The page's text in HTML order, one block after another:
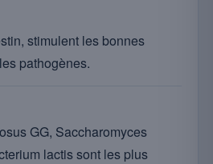
stimulent les bonnes
pathogènes.
GG, Saccharomyces
lactis sont les plus